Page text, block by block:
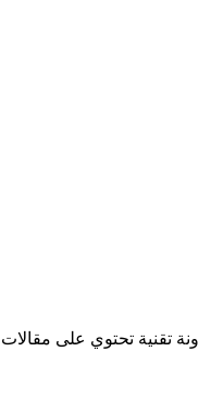
تقنية تحتوي على